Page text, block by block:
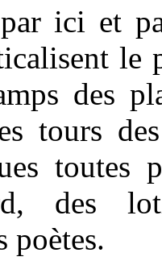
ici et
le
des
tours
toutes
des
poètes.